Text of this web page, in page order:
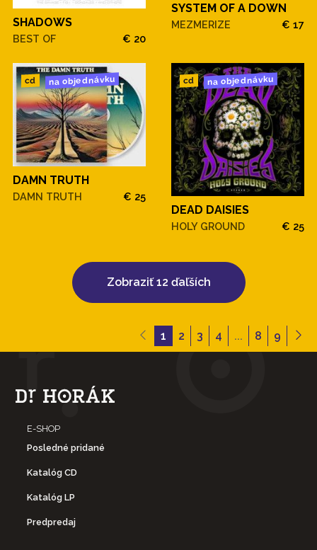
SHADOWS
BEST OF € 20
SYSTEM OF A DOWN
MEZMERIZE € 17
cd na objednávku
DAMN TRUTH
DAMN TRUTH € 25
cd na objednávku
DEAD DAISIES
HOLY GROUND € 25
Zobraziť 12 ďaľších
1 2 3 4 ... 8 9
E-SHOP
Posledné pridané
Katalóg CD
Katalóg LP
Predpredaj